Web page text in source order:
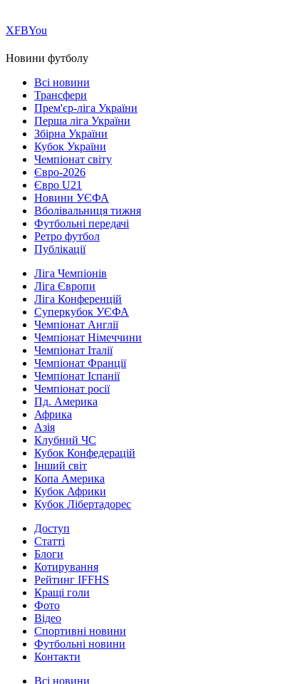
ХFBYou
Новини футболу
Всі новини
Трансфери
Прем'єр-ліга України
Перша ліга України
Збірна України
Кубок України
Чемпіонат світу
Євро-2026
Євро U21
Новини УЄФА
Вболівальниця тижня
Футбольні передачі
Ретро футбол
Публікації
Ліга Чемпіонів
Ліга Європи
Ліга Конференцій
Суперкубок УЄФА
Чемпіонат Англії
Чемпіонат Німеччини
Чемпіонат Італії
Чемпіонат Франції
Чемпіонат Іспанії
Чемпіонат росії
Пд. Америка
Африка
Азія
Клубний ЧС
Кубок Конфедерацій
Інший світ
Копа Америка
Кубок Африки
Кубок Лібертадорес
Доступ
Статті
Блоги
Котирування
Рейтинг IFFHS
Кращі голи
Фото
Відео
Спортивні новини
Футбольні новини
Контакти
Всі новини